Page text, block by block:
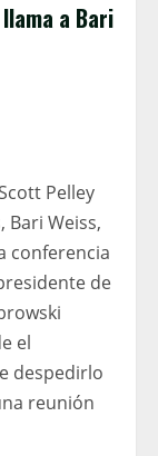
a Bari
Pelley
Bari Weiss,
conferencia
de
el
despedirlo
reunión